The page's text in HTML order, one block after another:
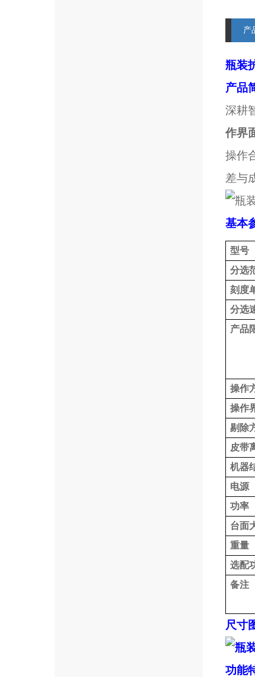
产
瓶装
产品
深耕
作界
操作
差与
基本
型号
分选
刻度
分选
产品
操作
操作
剔除
皮带
机器
电源
功率
台面
重量
选配
备注
尺寸
功能